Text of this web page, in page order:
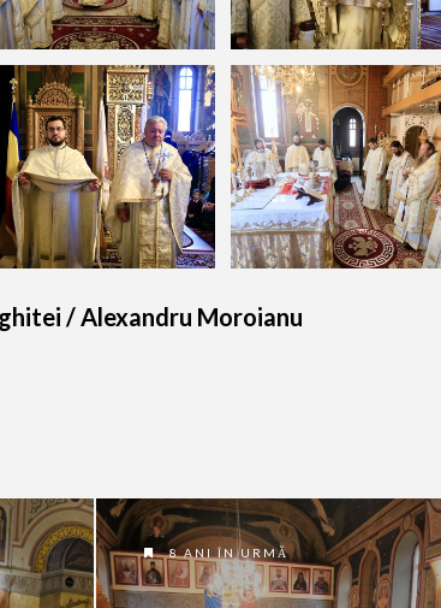
/ Alexandru Moroianu
8 ANI ÎN URMĂ